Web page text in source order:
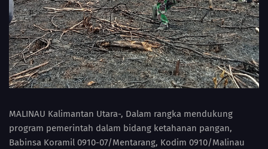
MALINAU Kalimantan Utara-, Dalam rangka mendukung
program pemerintah dalam bidang ketahanan pangan,
Babinsa Koramil 0910-07/Mentarang, Kodim 0910/Malinau